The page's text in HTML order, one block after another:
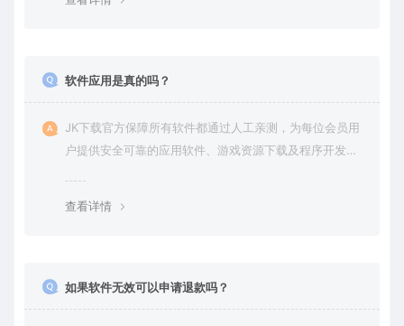
软件应用是真的吗？
JK下载官方保障所有软件都通过人工亲测，为每位会员用
户提供安全可靠的应用软件、游戏资源下载及程序开发服
查看详情
如果软件无效可以申请退款吗？